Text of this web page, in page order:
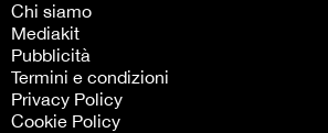
Chi siamo
Mediakit
Pubblicità
Termini e condizioni
Privacy Policy
Cookie Policy